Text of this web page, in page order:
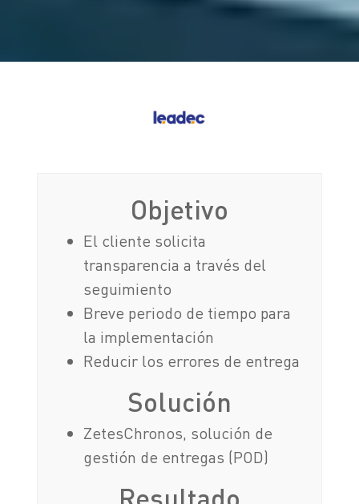
Objetivo
El cliente solicita
transparencia a través del
seguimiento
Breve periodo de tiempo para
la implementación
Reducir los errores de entrega
Solución
ZetesChronos, solución de
gestión de entregas (POD)